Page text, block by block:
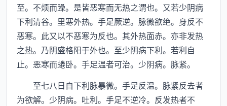
至。不烦而躁。是皆恶寒而无热之谓也。又若少阴病
下利清谷。里寒外热。手足厥逆。脉微欲绝。身反不
恶寒。此又以不恶寒为反也。其外热面赤。亦非发热
之热。乃阴盛格阳于外也。至少阴病下利。若利自
止。恶寒而蜷卧。手足温者可治。少阴病。脉紧。
至七八日自下利脉暴微。手足反温。脉紧反去者
为欲解。少阴病。吐利。手足不逆冷。反发热者不